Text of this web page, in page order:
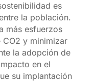
es
la población.
más esfuerzos
y minimizar
la adopción de
en el
su implantación